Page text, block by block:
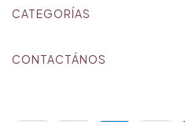
CATEGORÍAS
CONTACTÁNOS